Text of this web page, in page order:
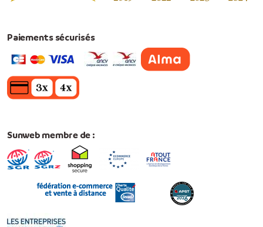
Paiements sécurisés
Sunweb membre de :